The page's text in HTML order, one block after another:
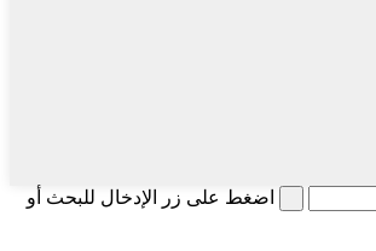
اضغط على زر الإدخال للبحث أو